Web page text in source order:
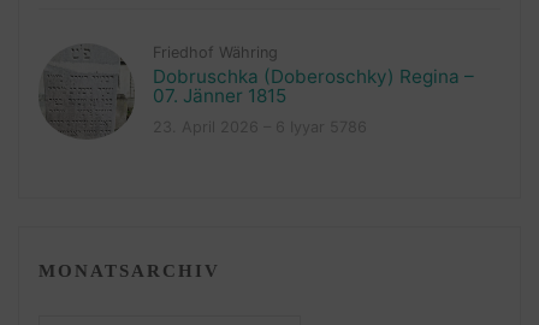
Friedhof Währing
Dobruschka (Doberoschky) Regina –
07. Jänner 1815
MONATSARCHIV